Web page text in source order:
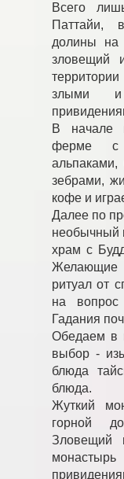
Всего
Паттайи,
долины на
зловещий
злыми
В начале
ферме с
зебрами,
кофе и
Далее по
необычный
храм с
Желающие
ритуал от
на
Гадания
Обедаем в
выбор -
блюда
блюда.
Жуткий
горной
Зловещий